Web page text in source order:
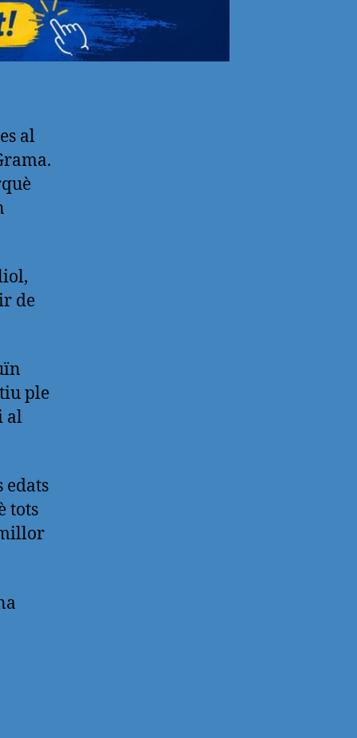
al
de
ple
al
edats
tots